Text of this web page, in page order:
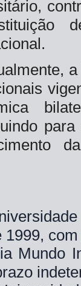
1999,
Mundo